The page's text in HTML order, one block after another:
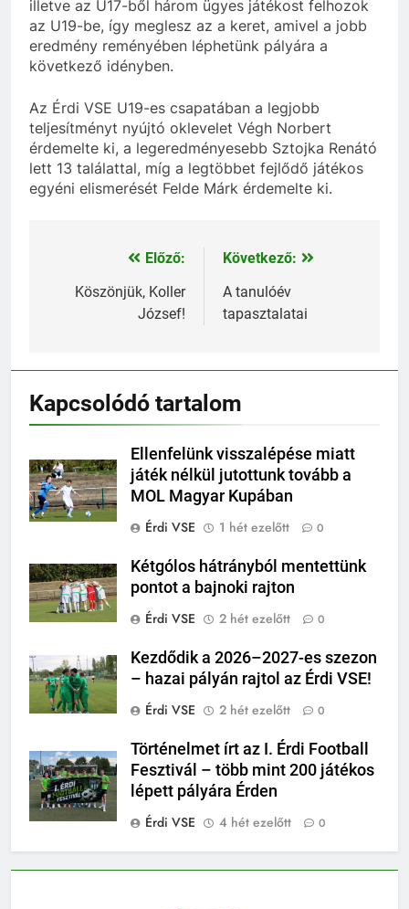
illetve az U17-ből három ügyes játékost felhozok
az U19-be, így meglesz az a keret, amivel a jobb
eredmény reményében léphetünk pályára a
következő idényben.
Az Érdi VSE U19-es csapatában a legjobb
teljesítményt nyújtó oklevelet Végh Norbert
érdemelte ki, a legeredményesebb Sztojka Renátó
lett 13 találattal, míg a legtöbbet fejlődő játékos
egyéni elismerését Felde Márk érdemelte ki.
Bejegyzés
navigáció
Előző:
Köszönjük, Koller
József!
Következő:
A tanulóév
tapasztalatai
Kapcsolódó tartalom
Ellenfelünk visszalépése miatt
játék nélkül jutottunk tovább a
MOL Magyar Kupában
Érdi VSE
1 hét ezelőtt 0
Kétgólos hátrányból mentettünk
pontot a bajnoki rajton
Érdi VSE
2 hét ezelőtt 0
Kezdődik a 2026–2027-es szezon
– hazai pályán rajtol az Érdi VSE!
Érdi VSE
2 hét ezelőtt 0
Történelmet írt az I. Érdi Football
Fesztivál – több mint 200 játékos
lépett pályára Érden
Érdi VSE
4 hét ezelőtt 0